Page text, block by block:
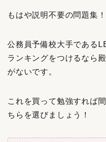
もはや説明不要の問題集！
公務員予備校大手である
ランキングをつけるなら
がないです。
これを買って勉強すれば
ちらを選びましょう！